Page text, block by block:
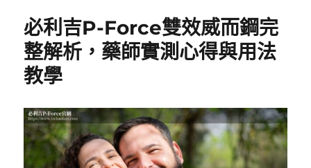
必利吉P-Force雙效威而鋼完
整解析，藥師實測心得與用法
教學